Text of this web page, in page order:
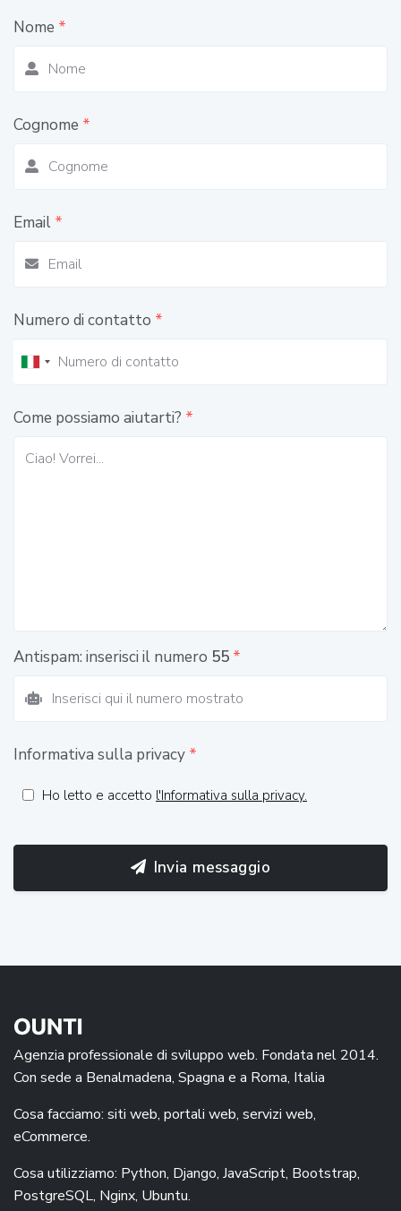
Nome *
Cognome *
Email *
Numero di contatto *
Come possiamo aiutarti? *
Antispam: inserisci il numero 55 *
Informativa sulla privacy *
Ho letto e accetto l'Informativa sulla privacy.
Invia messaggio
Agenzia professionale di sviluppo web. Fondata nel 2014.
Con sede a Benalmadena, Spagna e a Roma, Italia
Cosa facciamo: siti web, portali web, servizi web,
eCommerce.
Cosa utilizziamo: Python, Django, JavaScript, Bootstrap,
PostgreSQL, Nginx, Ubuntu.